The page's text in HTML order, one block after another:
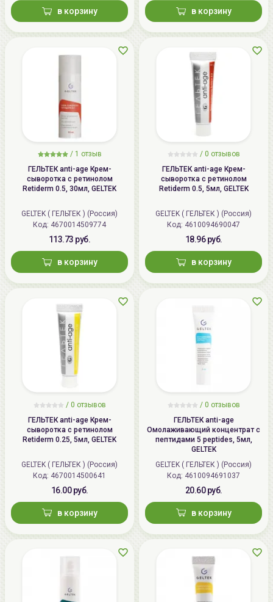
в корзину в корзину
/ 1 отзыв
ГЕЛЬТЕК anti-age Крем-
сыворотка с ретинолом
Retiderm 0.5, 30мл, GELTEK
GELTEK ( ГЕЛЬТЕК ) (Россия)
Код: 4670014509774
113.73 руб.
в корзину
/ 0 отзывов
ГЕЛЬТЕК anti-age Крем-
сыворотка с ретинолом
Retiderm 0.5, 5мл, GELTEK
GELTEK ( ГЕЛЬТЕК ) (Россия)
Код: 4610094690047
18.96 руб.
в корзину
/ 0 отзывов
ГЕЛЬТЕК anti-age Крем-
сыворотка с ретинолом
Retiderm 0.25, 5мл, GELTEK
GELTEK ( ГЕЛЬТЕК ) (Россия)
Код: 4670014500641
16.00 руб.
в корзину
/ 0 отзывов
ГЕЛЬТЕК anti-age
Омолаживающий концентрат с
пептидами 5 peptides, 5мл,
GELTEK
GELTEK ( ГЕЛЬТЕК ) (Россия)
Код: 4610094691037
20.60 руб.
в корзину